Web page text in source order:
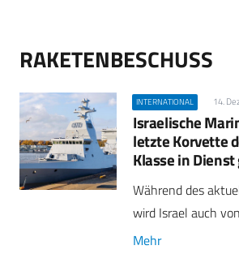
RAKETENBESCHUSS
INTERNATIONAL 14.
Israelische
letzte Korvette
Klasse in
Während des
wird Israel auch
Mehr